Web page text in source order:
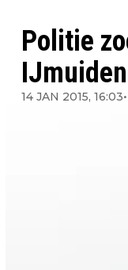
Politie
14 JAN 2015, 16:03•